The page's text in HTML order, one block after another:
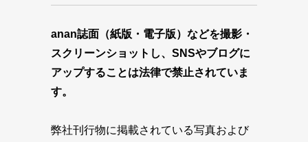
anan誌面（紙版・電子版）などを撮影・
スクリーンショットし、SNSやブログに
アップすることは法律で禁止されていま
す。
弊社刊行物に掲載されている写真および